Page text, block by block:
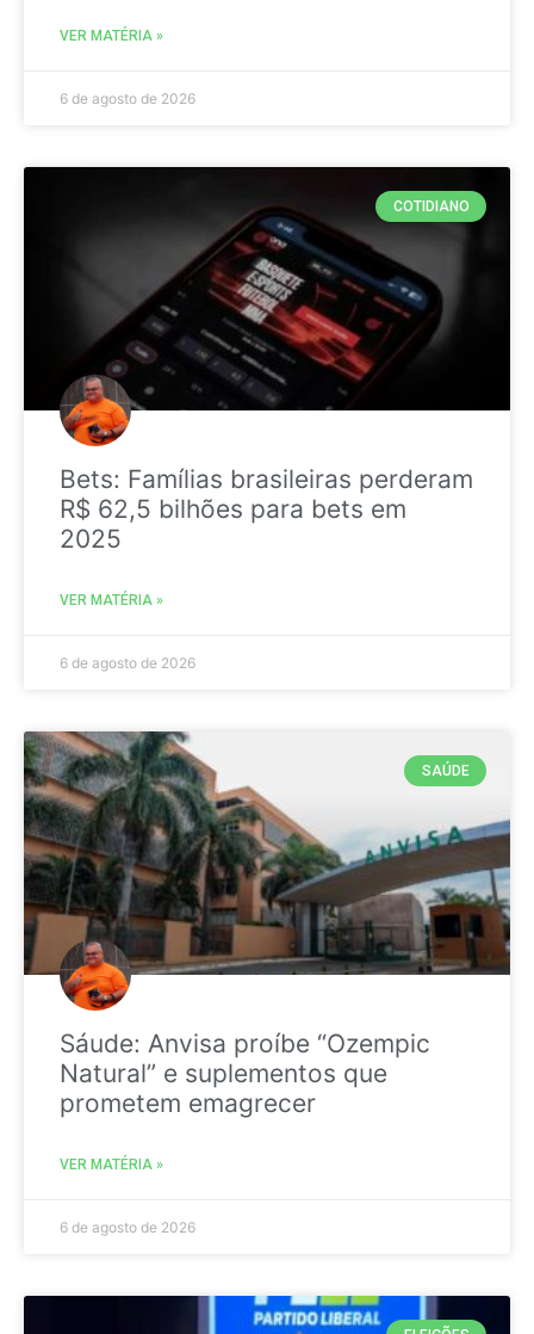
VER MATÉRIA »
6 de agosto de 2026
COTIDIANO
Bets: Famílias brasileiras perderam
R$ 62,5 bilhões para bets em
2025
VER MATÉRIA »
6 de agosto de 2026
SAÚDE
Sáude: Anvisa proíbe “Ozempic
Natural” e suplementos que
prometem emagrecer
VER MATÉRIA »
6 de agosto de 2026